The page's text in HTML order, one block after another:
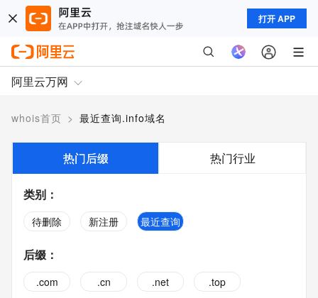
打开 APP
阿里云万网
whois首页 > 最近查询.info域名
热门后缀 热门行业
类别 ：
待删除 新注册 最近查询
后缀 ：
.com .cn .net
.top